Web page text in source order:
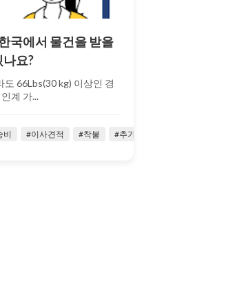
국에서 물건을 받을
요?
66Lbs(30 kg) 이상인 경
계 가...
비 #이사견적 #착불 #추가비용